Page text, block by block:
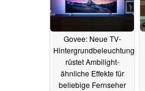
Govee: Neue TV-
Hintergrundbeleuchtung
rüstet Ambilight-
ähnliche Effekte für
beliebige Fernseher